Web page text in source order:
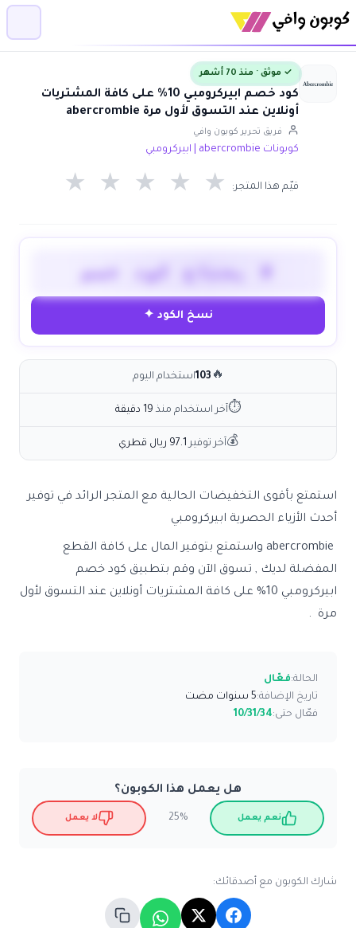
✓ موثق · منذ 70 أشهر
كود خصم ابيركرومبي 10% على كافة المشتريات
أونلاين عند التسوق لأول مرة abercrombie
فريق تحرير كوبون وافي
كوبونات abercrombie | ابيركرومبي
قيّم هذا المتجر: ★ ★ ★ ★ ★
لا يحتاج كود خصم
نسخ الكود ✦
🔥
103استخدام اليوم
⏱آخر استخدام منذ 19 دقيقة
💰آخر توفير 97.1 ريال قطري
استمتع بأقوى التخفيضات الحالية مع المتجر الرائد في توفير
أحدث الأزياء الحصرية ابيركرومبي
abercrombie واستمتع بتوفير المال على كافة القطع
المفضلة لديك , تسوق الآن وقم بتطبيق كود خصم
ابيركرومبي
10% على كافة المشتريات أونلاين عند التسوق لأول
مرة .
الحالة:فعّال
تاريخ الإضافة:5 سنوات مضت
فعّال حتى:10/31/34
هل يعمل هذا الكوبون؟
نعم يعمل 25% لا يعمل
شارك الكوبون مع أصدقائك: